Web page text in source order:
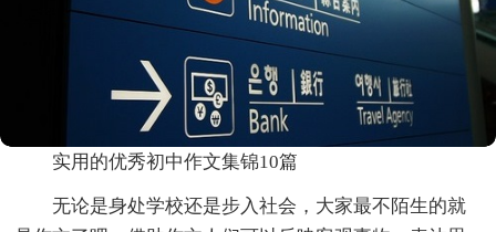
实用的优秀初中作文集锦10篇
无论是身处学校还是步入社会，大家最不陌生的就